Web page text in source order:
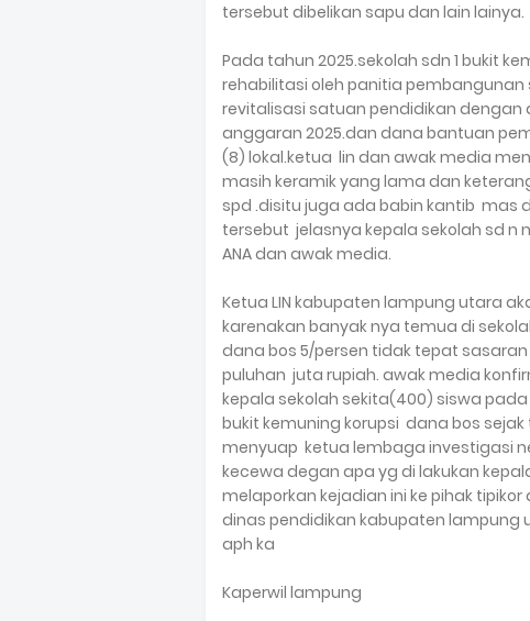
tersebut dibelikan sapu dan lain lainya.
Pada tahun 2025.sekolah sdn 1 bukit
rehabilitasi oleh panitia
revitalisasi satuan pendidikan
anggaran 2025.dan dana bantuan
(8) lokal.ketua lin dan awak media
masih keramik yang lama dan
spd .disitu juga ada babin kantib mas
tersebut jelasnya kepala sekolah sd n
ANA dan awak media.
Ketua LIN kabupaten lampung utara
karenakan banyak nya temua di
dana bos 5/persen tidak tepat
puluhan juta rupiah. awak media
kepala sekolah sekita(400) siswa
bukit kemuning korupsi dana bos
menyuap ketua lembaga investigasi
kecewa degan apa yg di lakukan
melaporkan kejadian ini ke pihak
dinas pendidikan kabupaten lampung
aph ka
Kaperwil lampung